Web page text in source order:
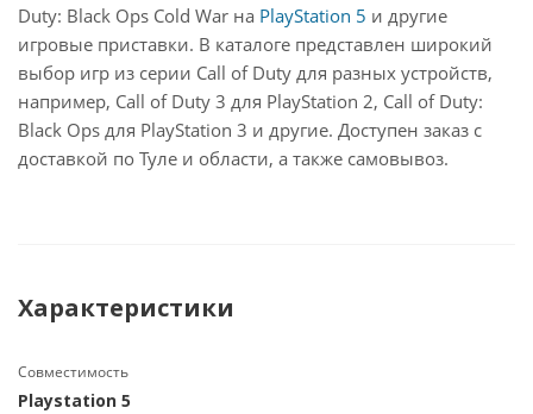
Duty: Black Ops Cold War на PlayStation 5 и другие
игровые приставки. В каталоге представлен широкий
выбор игр из серии Call of Duty для разных устройств,
например, Call of Duty 3 для PlayStation 2, Call of Duty:
Black Ops для PlayStation 3 и другие. Доступен заказ с
доставкой по Туле и области, а также самовывоз.
Характеристики
Совместимость
Playstation 5